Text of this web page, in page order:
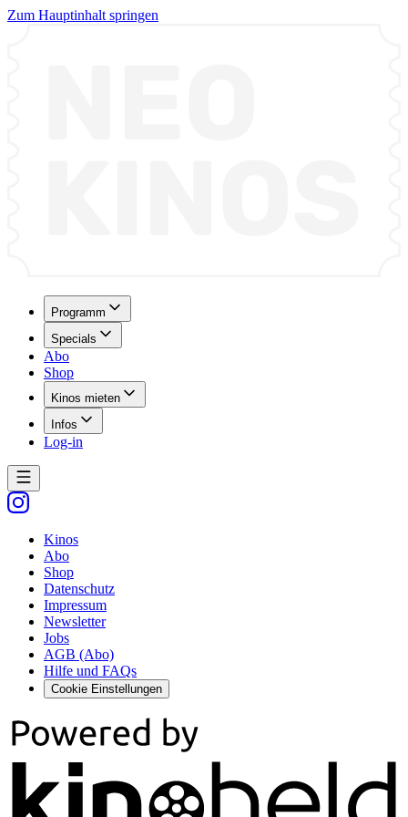
Zum Hauptinhalt springen
Programm
Specials
Abo
Shop
Kinos mieten
Infos
Log-in
Kinos
Abo
Shop
Datenschutz
Impressum
Newsletter
Jobs
AGB (Abo)
Hilfe und FAQs
Cookie Einstellungen